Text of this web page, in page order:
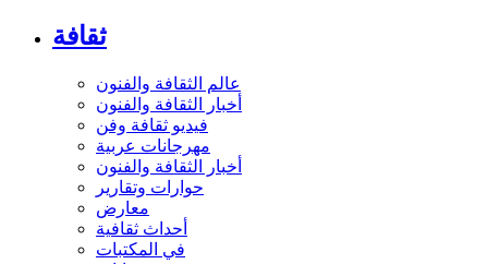
ثقافة
عالم الثقافة والفنون
أخبار الثقافة والفنون
فيديو ثقافة وفن
مهرجانات عربية
أخبار الثقافة والفنون
حوارات وتقارير
معارض
أحداث ثقافية
في المكتبات